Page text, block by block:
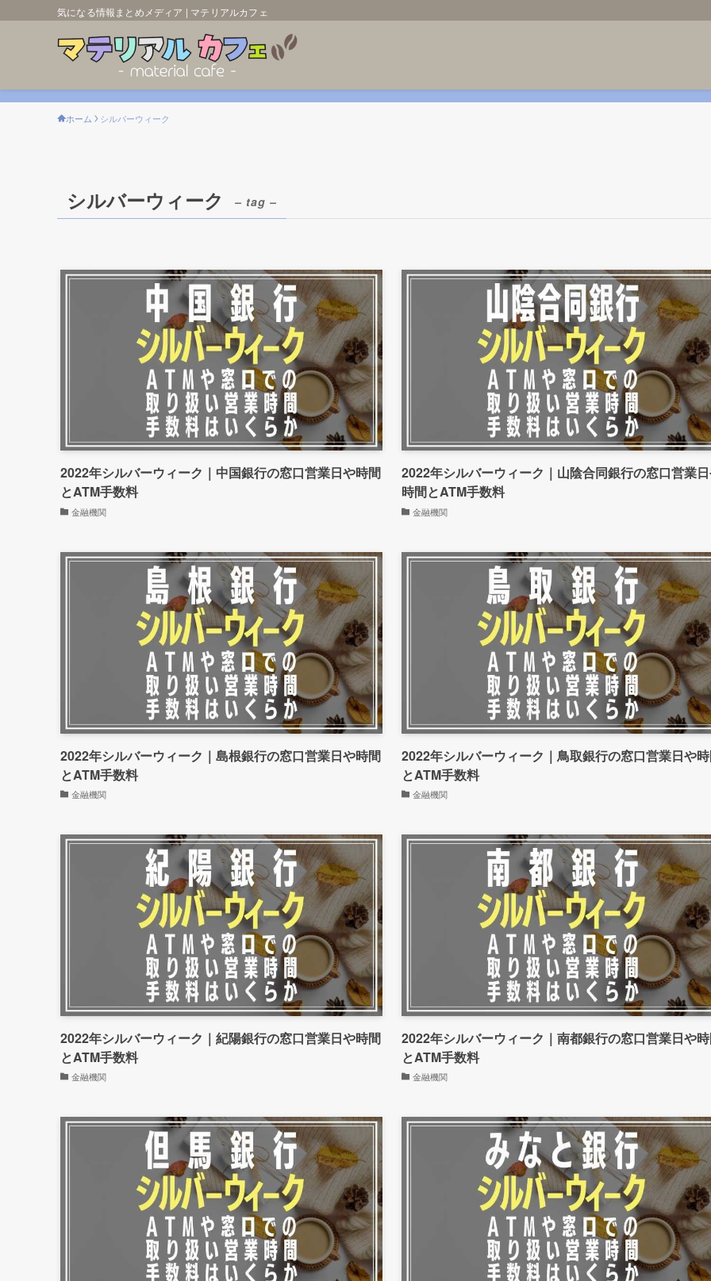
気になる情報まとめメディア | マテリアルカフェ
ホーム シルバーウィーク
シルバーウィーク – tag –
2022年シルバーウィーク｜中国銀行の窓口営業日や時間
とATM手数料
金融機関
2022年シルバーウィーク｜山陰合同銀行の窓口営業
時間とATM手数料
金融機関
2022年シルバーウィーク｜島根銀行の窓口営業日や時間
とATM手数料
金融機関
2022年シルバーウィーク｜鳥取銀行の窓口営業日や
とATM手数料
金融機関
2022年シルバーウィーク｜紀陽銀行の窓口営業日や時間
とATM手数料
金融機関
2022年シルバーウィーク｜南都銀行の窓口営業日や
とATM手数料
金融機関